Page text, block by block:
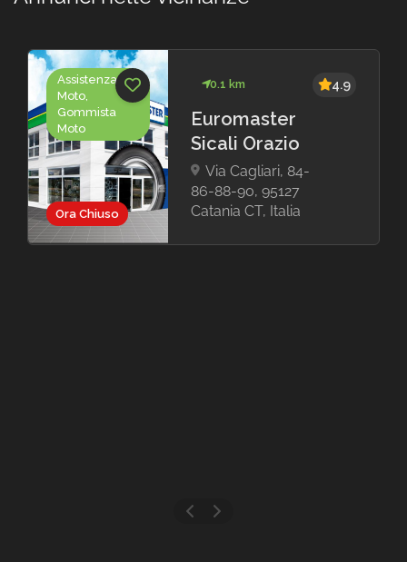
Ora Chiuso
Assistenza
Moto,
Gommista
Moto
0.1 km
Euromaster
Sicali Orazio
Via Cagliari, 84-
86-88-90, 95127
Catania CT, Italia
4.9